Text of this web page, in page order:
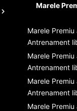
Marele
Marele
Antrenament
Marele
Antrenament
Marele
Antrenament
Marele